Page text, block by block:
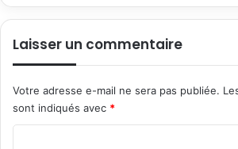
Laisser un commentaire
Votre adresse e-mail ne sera pas publiée.
sont indiqués avec *